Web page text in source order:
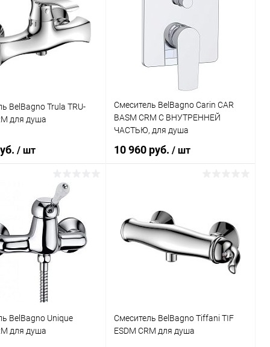
BelBagno Trula TRU-
для душа
/ шт
В корзину
в 1 клик Сравнение
Под заказ
Смеситель BelBagno Carin CAR
BASM CRM С ВНУТРЕННЕЙ
ЧАСТЬЮ, для душа
10 960 руб./ шт
Купить в 1 клик Сравнение
В избранное Под заказ
BelBagno Unique
для душа
Смеситель BelBagno Tiffani TIF
ESDM CRM для душа